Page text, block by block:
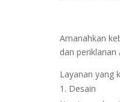
Amanahkan
dan periklanan
Layanan yang
Desain